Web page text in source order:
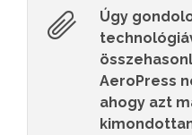
Úgy
AeroPress
ahogy azt